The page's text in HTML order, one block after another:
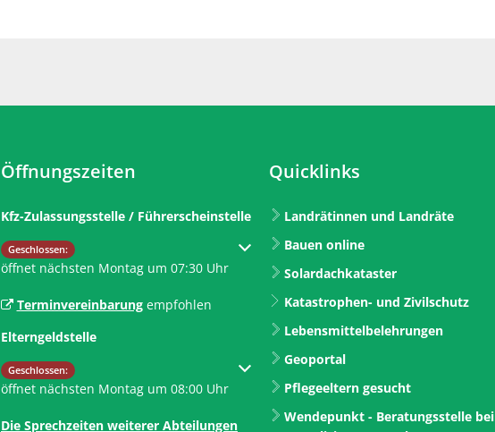
Öffnungszeiten
Kfz-Zulassungsstelle / Führerscheinstelle
Klicken, um weitere Öffnungs- oder Schließzeiten auszublenden
Geschlossen:
öffnet nächsten Montag um 07:30 Uhr
Terminvereinbarungempfohlen
Elterngeldstelle
Klicken, um weitere Öffnungs- oder Schließzeiten auszublenden
Geschlossen:
öffnet nächsten Montag um 08:00 Uhr
Die Sprechzeiten weiterer Abteilungen
Quicklinks
Landrätinnen und Landräte
Bauen online
Solardachkataster
Katastrophen- und Zivilschutz
Lebensmittelbelehrungen
Geoportal
Pflegeeltern gesucht
Wendepunkt - Beratungsstelle bei